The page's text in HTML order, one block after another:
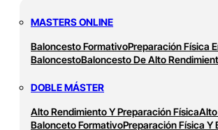
MASTERS ONLINE
Baloncesto FormativoPreparación Física
BaloncestoBaloncesto De Alto
DOBLE MÁSTER
Alto Rendimiento Y Preparación Física
Balonceto FormativoPreparación Física Y